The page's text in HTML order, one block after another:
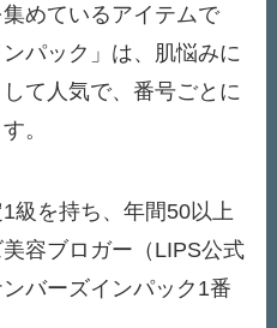
めているアイテムで
パック」は、肌悩みに
て人気で、番号ごとに
。
級を持ち、年間50以上
容ブロガー（LIPS公式
バーズインパック1番